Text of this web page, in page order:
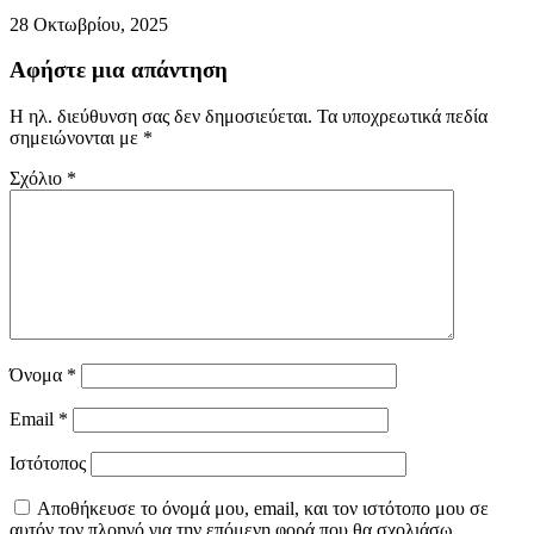
28 Οκτωβρίου, 2025
Αφήστε μια απάντηση
Η ηλ. διεύθυνση σας δεν δημοσιεύεται. Τα υποχρεωτικά πεδία
σημειώνονται με *
Σχόλιο *
Όνομα *
Email *
Ιστότοπος
Αποθήκευσε το όνομά μου, email, και τον ιστότοπο μου σε
αυτόν τον πλοηγό για την επόμενη φορά που θα σχολιάσω.